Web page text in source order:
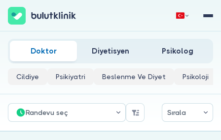
Hemen Kaydol Giriş Yap
Kastamonu Diş Hekimliği Doktorları
Doktor Diyetisyen Psikolog
Cildiye Psikiyatri Beslenme Ve Diyet Psikoloji
Randevu seç Sırala